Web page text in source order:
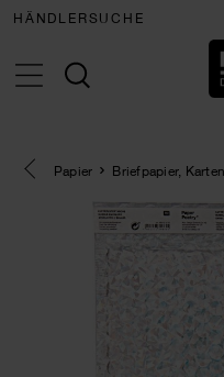
HÄNDLERSUCHE
Eine Kategorie
Papier Briefpapier,